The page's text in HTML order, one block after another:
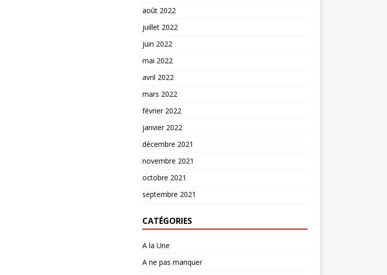
août 2022
juillet 2022
juin 2022
mai 2022
avril 2022
mars 2022
février 2022
janvier 2022
décembre 2021
novembre 2021
octobre 2021
septembre 2021
CATÉGORIES
A la Une
A ne pas manquer